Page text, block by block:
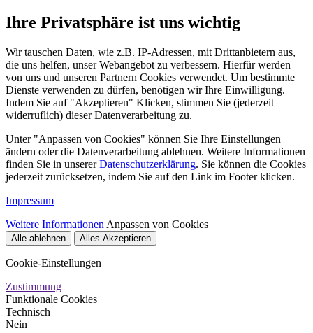
Ihre Privatsphäre ist uns wichtig
Wir tauschen Daten, wie z.B. IP-Adressen, mit Drittanbietern aus,
die uns helfen, unser Webangebot zu verbessern. Hierfür werden
von uns und unseren Partnern Cookies verwendet. Um bestimmte
Dienste verwenden zu dürfen, benötigen wir Ihre Einwilligung.
Indem Sie auf "Akzeptieren" Klicken, stimmen Sie (jederzeit
widerruflich) dieser Datenverarbeitung zu.
Unter "Anpassen von Cookies" können Sie Ihre Einstellungen
ändern oder die Datenverarbeitung ablehnen. Weitere Informationen
finden Sie in unsererDatenschutzerklärung. Sie können die Cookies
jederzeit zurücksetzen, indem Sie auf den Link im Footer klicken.
Impressum
Weitere Informationen Anpassen von Cookies
Alle ablehnen Alles Akzeptieren
Cookie-Einstellungen
Zustimmung
Funktionale Cookies
Technisch
Nein